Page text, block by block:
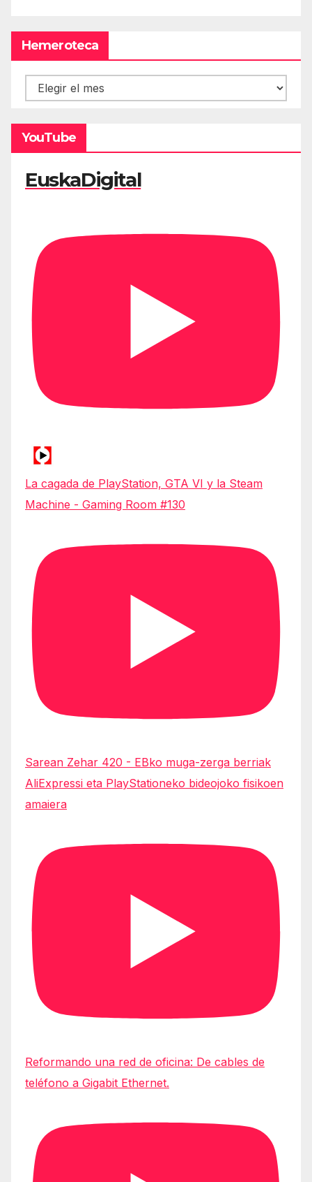
Hemeroteca
Hemeroteca
YouTube
EuskaDigital
La cagada de PlayStation, GTA VI y la Steam
Machine - Gaming Room #130
Sarean Zehar 420 - EBko muga-zerga berriak
AliExpressi eta PlayStationeko bideojoko fisikoen
amaiera
Reformando una red de oficina: De cables de
teléfono a Gigabit Ethernet.